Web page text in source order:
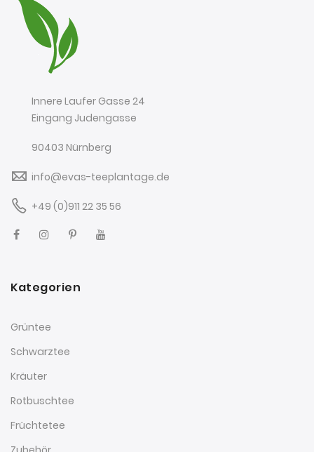
Innere Laufer Gasse 24
Eingang Judengasse
90403 Nürnberg
info@evas-teeplantage.de
+49 (0)911 22 35 56
Kategorien
Grüntee
Schwarztee
Kräuter
Rotbuschtee
Früchtetee